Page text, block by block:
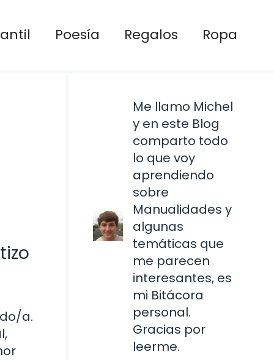
Poesía Regalos Ropa
a.
Me llamo Michel
y en este Blog
comparto todo
lo que voy
aprendiendo
sobre
Manualidades y
algunas
temáticas que
me parecen
interesantes, es
mi Bitácora
personal.
Gracias por
leerme.